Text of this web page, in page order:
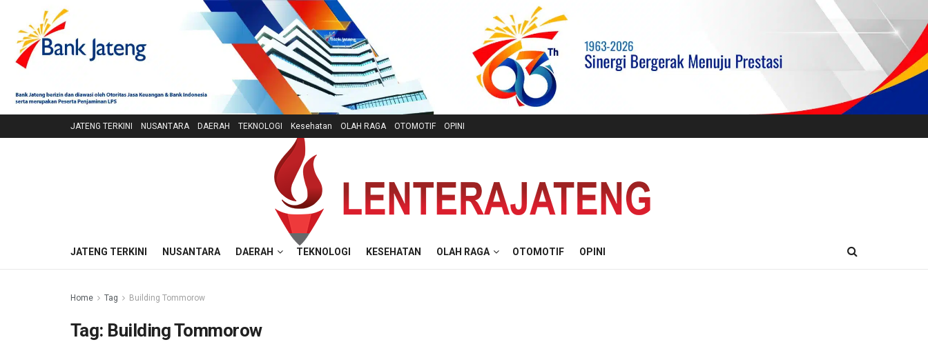
JATENG TERKINI NUSANTARA DAERAH TEKNOLOGI Kesehatan OLAH RAGA OTOMOTIF OPINI
JATENG TERKINI NUSANTARA DAERAH TEKNOLOGI KESEHATAN OLAH RAGA OTOMOTIF OPINI
Home Tag Building Tommorow
Tag: Building Tommorow